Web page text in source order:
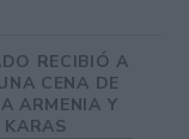
RECIBIÓ A
CENA DE
ARMENIA Y